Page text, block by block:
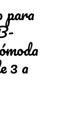
para
3 a